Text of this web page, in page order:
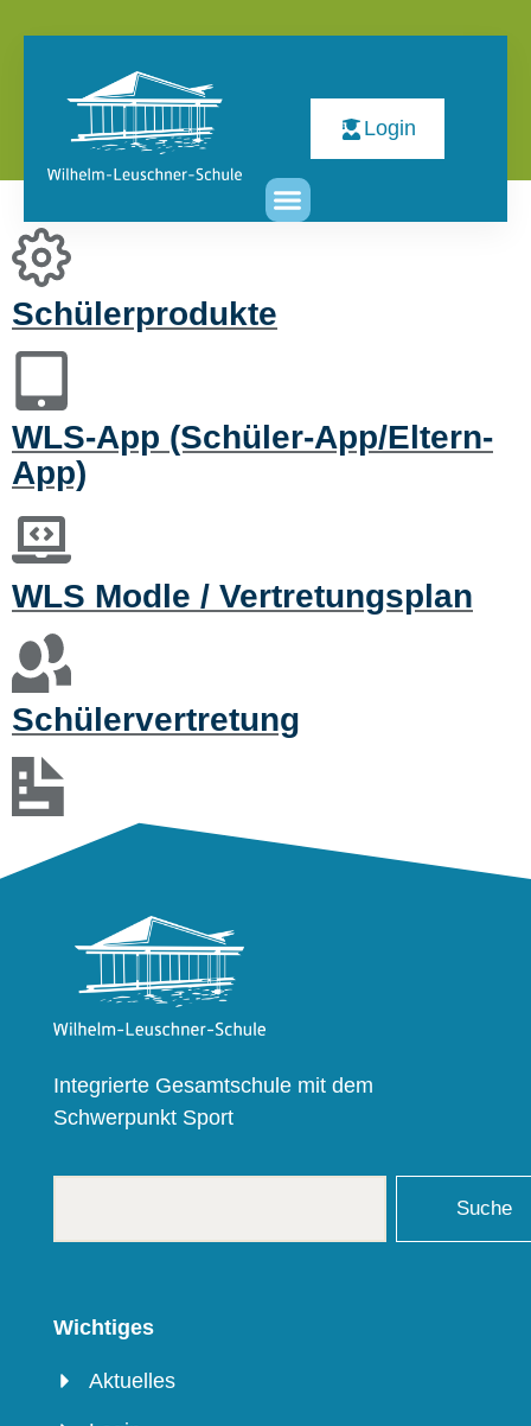
Login
Schülerprodukte
WLS-App (Schüler-App/Eltern-
App)
WLS Modle / Vertretungsplan
Schülervertretung
Formulare
Integrierte Gesamtschule mit dem
Schwerpunkt Sport
Suche
Wichtiges
Aktuelles